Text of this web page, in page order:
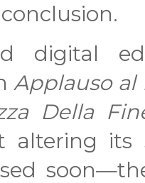
digital
Applauso al
Della
altering its